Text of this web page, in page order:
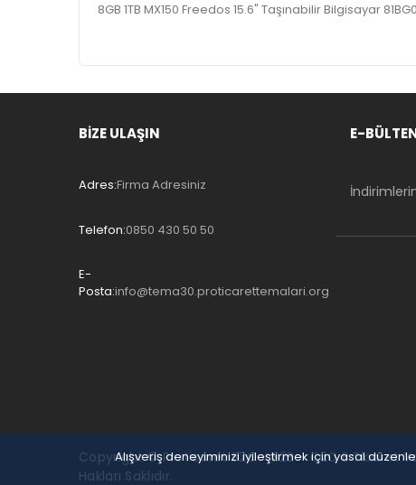
8GB 1TB MX150 Freedos 15.6" Taşınabilir Bilgisayar
Alışveriş deneyiminizi iyileştirmek için yasal
BİZE ULAŞIN
Adres:Firma Adresiniz
Telefon:0850 430 50 50
E-
Posta:info@tema30.proticarettemalari.org
E-
Copyright © Proticaret B2C - B2B - C2C E Ticaret
Hakları Saklıdır.